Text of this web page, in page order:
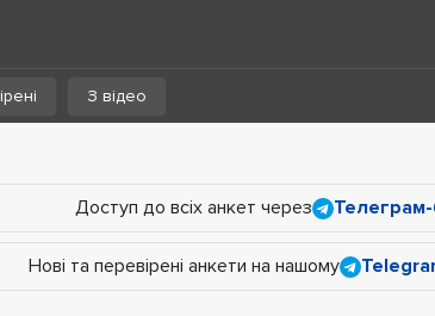
З відео
Доступ до всіх анкет через
Нові та перевірені анкети на нашому